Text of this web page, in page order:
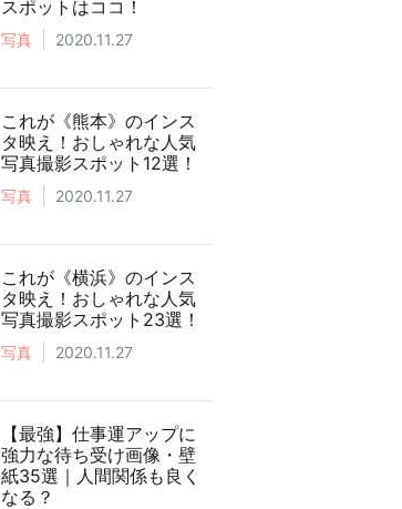
スポットはココ！
写真 2020.11.27
これが《熊本》のインス
タ映え！おしゃれな人気
写真撮影スポット12選！
写真 2020.11.27
これが《横浜》のインス
タ映え！おしゃれな人気
写真撮影スポット23選！
写真 2020.11.27
【最強】仕事運アップに
強力な待ち受け画像・壁
紙35選｜人間関係も良く
なる？